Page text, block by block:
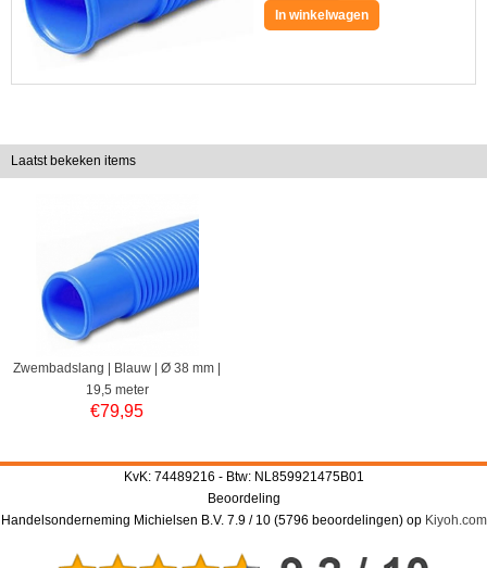
In winkelwagen
Laatst bekeken items
Zwembadslang | Blauw | Ø 38 mm |
19,5 meter
€79,95
KvK: 74489216 - Btw: NL859921475B01
Beoordeling
Handelsonderneming Michielsen B.V. 7.9/ 10(5796 beoordelingen) op Kiyoh.com